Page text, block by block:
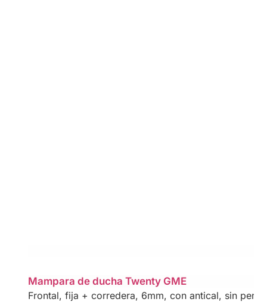
Mampara de ducha Twenty GME
Frontal, fija + corredera, 6mm, con antical, sin